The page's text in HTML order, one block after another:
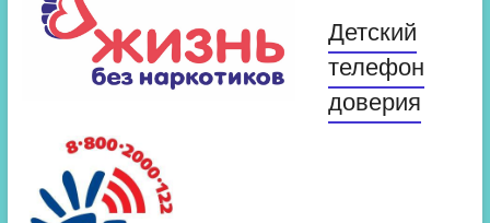
Детский
телефон
доверия